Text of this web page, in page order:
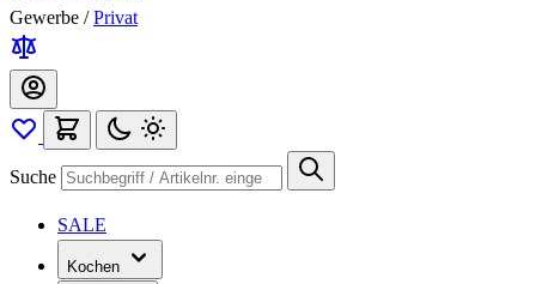
Gewerbe / Privat
Suche
SALE
Kochen